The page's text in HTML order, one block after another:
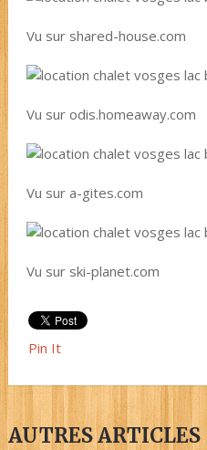
Vu sur shared-house.com
Vu sur odis.homeaway.com
Vu sur a-gites.com
Vu sur ski-planet.com
Pin It
AUTRES ARTICLES